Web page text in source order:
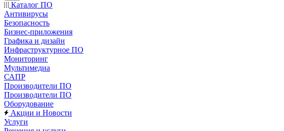
Каталог ПО
Антивирусы
Безопасность
Бизнес-приложения
Графика и дизайн
Инфраструктурное ПО
Мониторинг
Мультимедиа
САПР
Производители ПО
Производители ПО
Оборудование
Акции и Новости
Услуги